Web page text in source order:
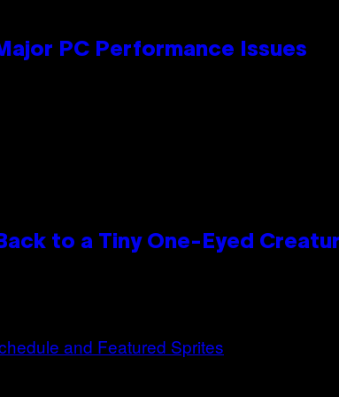
PC Performance Issues
to a Tiny One-Eyed